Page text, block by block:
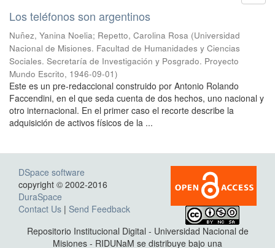
Los teléfonos son argentinos
Nuñez, Yanina Noelia; Repetto, Carolina Rosa (Universidad
Nacional de Misiones. Facultad de Humanidades y Ciencias
Sociales. Secretaría de Investigación y Posgrado. Proyecto
Mundo Escrito, 1946-09-01)
Este es un pre-redaccional construido por Antonio Rolando
Faccendini, en el que seda cuenta de dos hechos, uno nacional y
otro internacional. En el primer caso el recorte describe la
adquisición de activos físicos de la ...
DSpace software
copyright © 2002-2016
DuraSpace
Contact Us | Send Feedback
Repositorio Institucional Digital - Universidad Nacional de
Misiones - RIDUNaM se distribuye bajo una